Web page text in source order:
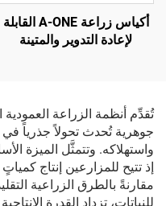
أكياس زراعة A-ONE القابلة
لإعادة التدوير والمتينة
مم، قابلة لإعادة الاستخدام،
الأحجام من 1 إلى 100
تُقدِّم أنظمة الزراعة العمودية
جوهرية تُحدث تحولاً جذرياً في
واستهلاكه. وتتمثَّل الميزة
إذ تتيح للمزارعين إنتاج
مقارنةً بالطرق الزراعية
للنباتات، تزداد القدرة